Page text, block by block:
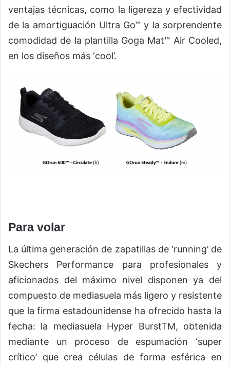
ventajas técnicas, como la ligereza y efectividad
de la amortiguación Ultra Go™ y la sorprendente
comodidad de la plantilla Goga Mat™ Air Cooled,
en los diseños más ‘cool’.
Para volar
La última generación de zapatillas de ‘running’ de
Skechers Performance para profesionales y
aficionados del máximo nivel disponen ya del
compuesto de mediasuela más ligero y resistente
que la firma estadounidense ha ofrecido hasta la
fecha: la mediasuela Hyper BurstTM, obtenida
mediante un proceso de espumación ‘super
crítico’ que crea células de forma esférica en